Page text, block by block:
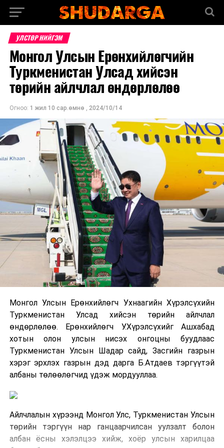
УЛСТӨР НИЙГЭМ
Монгол Улсын Ерөнхийлөгчийн
Туркменистан Улсад хийсэн
төрийн айлчлал өндөрлөлөө
Огноо: 1 жил 10 сар.өмнө , 2024/10/14
Монгол Улсын Ерөнхийлөгч Ухнаагийн Хүрэлсүхийн
Туркменистан Улсад хийсэн төрийн айлчлал
өндөрлөлөө. Ерөнхийлөгч У.Хүрэлсүхийг Ашхабад
хотын олон улсын нисэх онгоцны буудлаас
Туркменистан Улсын Шадар сайд, Засгийн газрын
хэрэг эрхлэх газрын дэд дарга Б.Атдаев тэргүүтэй
албаны төлөөлөгчид үдэж мордууллаа.
Айлчлалын хүрээнд Монгол Улс, Туркменистан Улсын
төрийн тэргүүн нар ганцаарчилсан уулзалт болон
албан ёсны хэлэлцээ хийж, хоёр улсын харилцаа